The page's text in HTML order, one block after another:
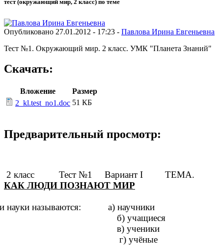
тест (окружающий мир, 2 класс) по теме
Опубликовано 27.01.2012 - 17:23 - Павлова Ирина Евгеньевна
Тест №1. Окружающий мир. 2 класс. УМК "Планета Знаний"
Скачать:
Вложение
Размер
2_kl.test_no1.doc 51 КБ
Предварительный просмотр:
2 класс Тест №1 Вариант I ТЕМА.
КАК ЛЮДИ ПОЗНАЮТ МИР
науки называются: а) научники
учащиеся
ученики
учёные